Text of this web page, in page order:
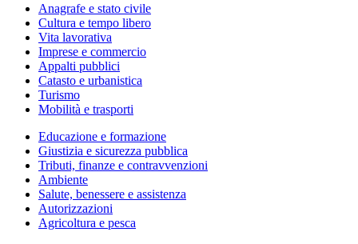
Anagrafe e stato civile
Cultura e tempo libero
Vita lavorativa
Imprese e commercio
Appalti pubblici
Catasto e urbanistica
Turismo
Mobilità e trasporti
Educazione e formazione
Giustizia e sicurezza pubblica
Tributi, finanze e contravvenzioni
Ambiente
Salute, benessere e assistenza
Autorizzazioni
Agricoltura e pesca